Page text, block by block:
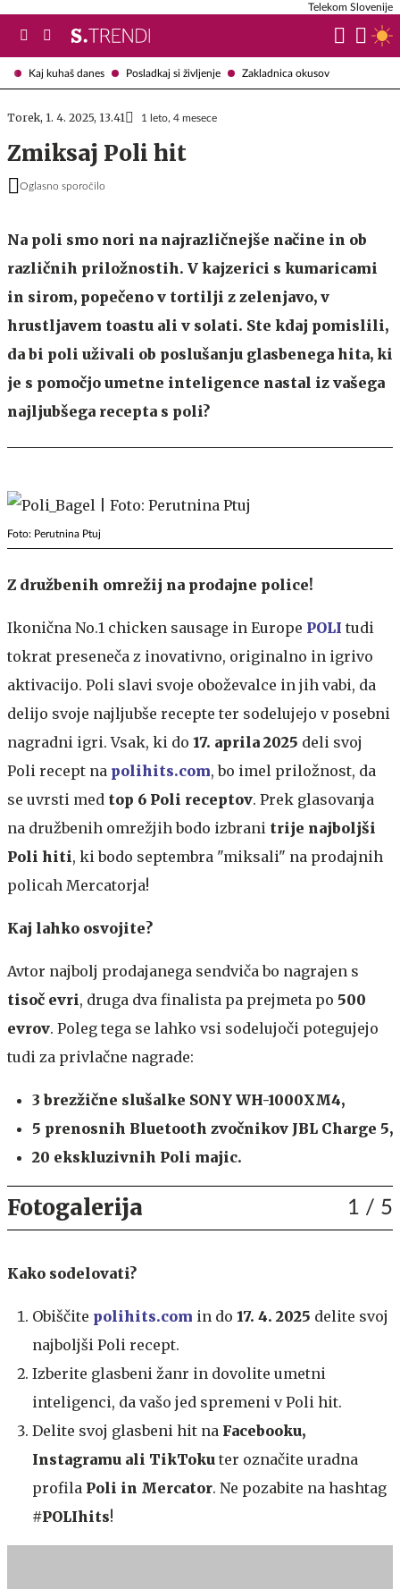
Kaj kuhaš danes Posladkaj si življenje Zakladnica okusov
Telekom Slovenije
Torek, 1. 4. 2025, 13.41 1 leto, 4 mesece
Zmiksaj Poli hit
Oglasno sporočilo
Na poli smo nori na najrazličnejše načine in ob
različnih priložnostih. V kajzerici s kumaricami
in sirom, popečeno v tortilji z zelenjavo, v
hrustljavem toastu ali v solati. Ste kdaj pomislili,
da bi poli uživali ob poslušanju glasbenega hita, ki
je s pomočjo umetne inteligence nastal iz vašega
najljubšega recepta s poli?
Foto: Perutnina Ptuj
Z družbenih omrežij na prodajne police!
Ikonična No.1 chicken sausage in Europe POLI tudi
tokrat preseneča z inovativno, originalno in igrivo
aktivacijo. Poli slavi svoje oboževalce in jih vabi, da
delijo svoje najljubše recepte ter sodelujejo v posebni
nagradni igri. Vsak, ki do 17. aprila 2025 deli svoj
Poli recept na polihits.com, bo imel priložnost, da
se uvrsti med top 6 Poli receptov. Prek glasovanja
na družbenih omrežjih bodo izbrani trije najboljši
Poli hiti, ki bodo septembra "miksali" na prodajnih
policah Mercatorja!
Kaj lahko osvojite?
Avtor najbolj prodajanega sendviča bo nagrajen s
tisoč evri, druga dva finalista pa prejmeta po 500
evrov. Poleg tega se lahko vsi sodelujoči potegujejo
tudi za privlačne nagrade:
3 brezžične slušalke SONY WH-1000XM4,
5 prenosnih Bluetooth zvočnikov JBL Charge 5,
20 ekskluzivnih Poli majic.
Fotogalerija 1 / 5
Kako sodelovati?
Obiščite polihits.com in do 17. 4. 2025 delite svoj
najboljši Poli recept.
Izberite glasbeni žanr in dovolite umetni
inteligenci, da vašo jed spremeni v Poli hit.
Delite svoj glasbeni hit na Facebooku,
Instagramu ali TikToku ter označite uradna
profila Poli in Mercator. Ne pozabite na hashtag
#POLIhits!